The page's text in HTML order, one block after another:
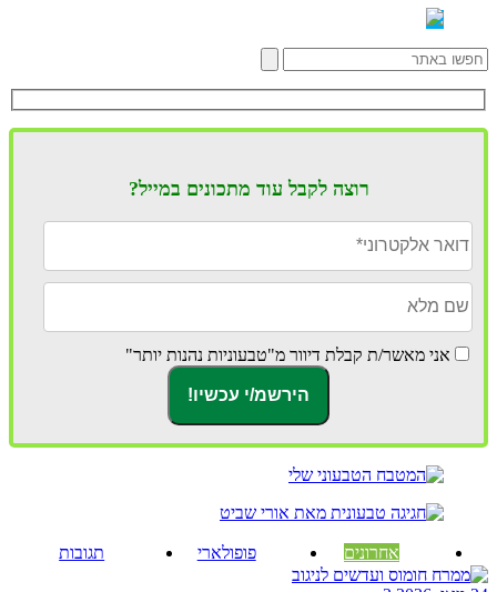
רוצה לקבל עוד מתכונים במייל?
אני מאשר/ת קבלת דיוור מ"טבעוניות נהנות יותר"
אחרונים פופולארי תגובות